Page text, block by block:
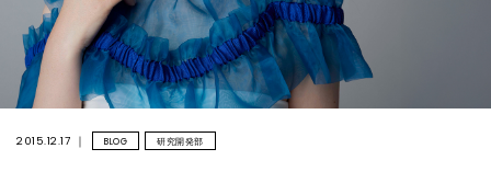
2015.12.17 BLOG 研究開発部
FOR SALON
COMPANY